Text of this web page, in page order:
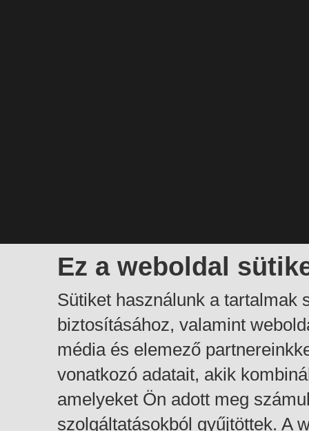
Ez a weboldal
Sütiket használunk a tartalmak
biztosításához, valamint
média és elemező
vonatkozó adatait, akik
amelyeket Ön adott meg
szolgáltatásokból gyűjtöttek. A